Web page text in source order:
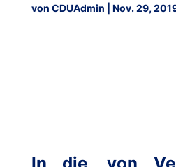
von CDUAdmin Nov. 29,